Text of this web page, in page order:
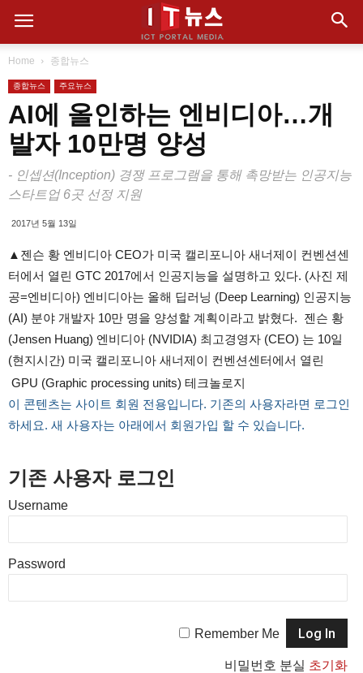
Home 종합뉴스
종합뉴스 주요뉴스
AI에 올인하는 엔비디아…개
발자 10만명 양성
- 인셉션(Inception) 경쟁 프로그램을 통해 촉망받는 인공지능
스타트업 6곳 선정 지원
2017년 5월 13일
▲젠슨 황 엔비디아 CEO가 미국 캘리포니아 새너제이 컨벤션센
터에서 열린 GTC 2017에서 인공지능을 설명하고 있다. (사진 제
공=엔비디아) 엔비디아는 올해 딥러닝 (Deep Learning) 인공지능
(AI) 분야 개발자 10만 명을 양성할 계획이라고 밝혔다. 젠슨 황
(Jensen Huang) 엔비디아 (NVIDIA) 최고경영자 (CEO) 는 10일
(현지시간) 미국 캘리포니아 새너제이 컨벤션센터에서 열린
GPU (Graphic processing units) 테크놀로지
이 콘텐츠는 사이트 회원 전용입니다. 기존의 사용자라면 로그인
하세요. 새 사용자는 아래에서 회원가입 할 수 있습니다.
기존 사용자 로그인
Username
Password
Remember Me
비밀번호 분실 초기화